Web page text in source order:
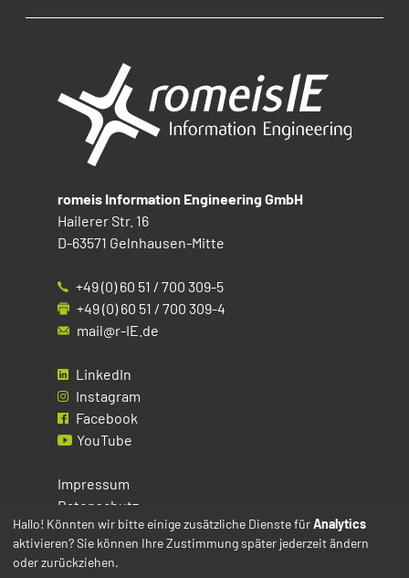
romeis Information Engineering GmbH
Hailerer Str. 16
D-63571 Gelnhausen-Mitte
+49 (0) 60 51 / 700 309-5
+49 (0) 60 51 / 700 309-4
mail@r-IE.de
LinkedIn
Instagram
Facebook
YouTube
Impressum
Datenschutz
Cookies
Hallo! Könnten wir bitte einige zusätzliche Dienste fürAnalytics
aktivieren? Sie können Ihre Zustimmung später jederzeit ändern
oder zurückziehen.